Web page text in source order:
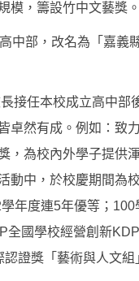
模，籌設竹中文藝獎。
中部，改名為「嘉義
接任本校成立高中
卓然有成。例如：致
，為校內外學子提供
動中，於校慶期間為
年度連5年優等；
國學校經營創新
證獎「藝術與人文組